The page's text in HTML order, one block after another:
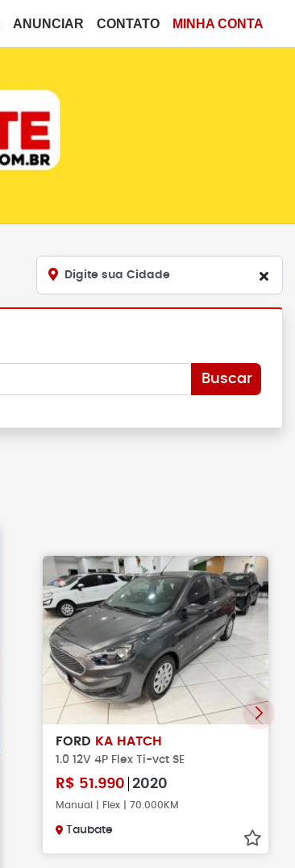
ANUNCIAR CONTATO MINHA CONTA
Digite sua Cidade
Buscar
FORD KA HATCH
1.0 12V 4P Flex Ti-vct SE
R$ 51.990 2020
Manual | Flex | 70.000KM
Taubate